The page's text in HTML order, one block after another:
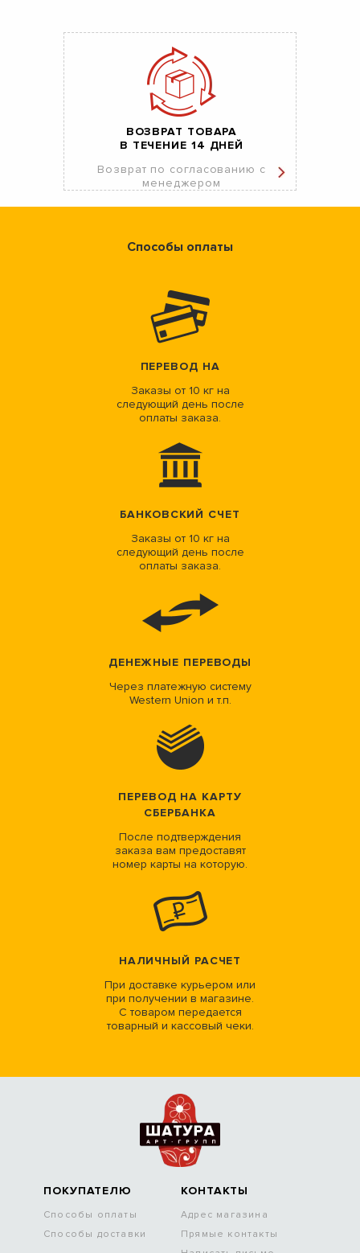
ВОЗВРАТ ТОВАРА
В ТЕЧЕНИЕ 14 ДНЕЙ
Возврат по согласованию с
менеджером
Способы оплаты
ПЕРЕВОД НА
Заказы от 10 кг на
следующий день после
оплаты заказа.
БАНКОВСКИЙ СЧЕТ
Заказы от 10 кг на
следующий день после
оплаты заказа.
ДЕНЕЖНЫЕ ПЕРЕВОДЫ
Через платежную систему
Western Union и т.п.
ПЕРЕВОД НА КАРТУ
СБЕРБАНКА
После подтверждения
заказа вам предоставят
номер карты на которую.
НАЛИЧНЫЙ РАСЧЕТ
При доставке курьером или
при получении в магазине.
С товаром передается
товарный и кассовый чеки.
ПОКУПАТЕЛЮ
Способы оплаты
Способы доставки
КОНТАКТЫ
Адрес магазина
Прямые контакты